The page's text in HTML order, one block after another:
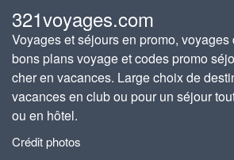
321voyages.com
Voyages et séjours en promo,
bons plans voyage et codes promo
cher en vacances. Large choix de
vacances en club ou pour un séjour
ou en hôtel.
Crédit photos